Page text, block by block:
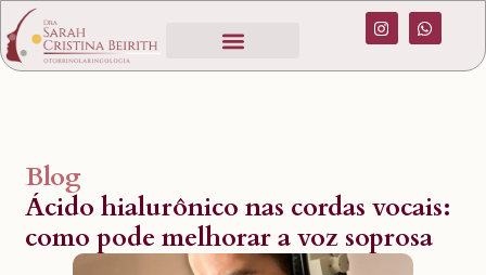
Blog
Ácido hialurônico nas cordas vocais:
como pode melhorar a voz soprosa